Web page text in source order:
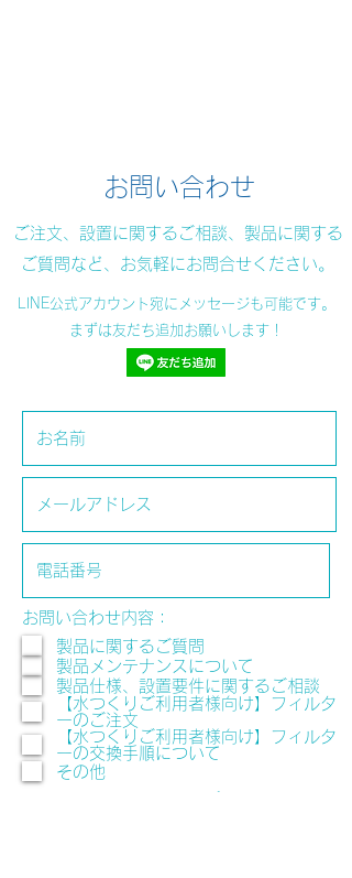
お問い合わせ
​​ご注文、設置に関するご相談、製品に関する
ご質問など、お気軽にお問合せください。
LINE公式アカウント宛にメッセージも可能です。
まずは友だち追加お願いします！
お問い合わせ内容：
製品に関するご質問
製品メンテナンスについて
製品仕様、設置要件に関するご相談
【水つくりご利用者様向け】フィルタ
ーのご注文
【水つくりご利用者様向け】フィルタ
ーの交換手順について
その他